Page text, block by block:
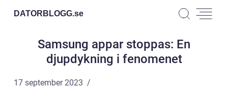
DATORBLOGG.se
Samsung appar stoppas: En
djupdykning i fenomenet
17 september 2023